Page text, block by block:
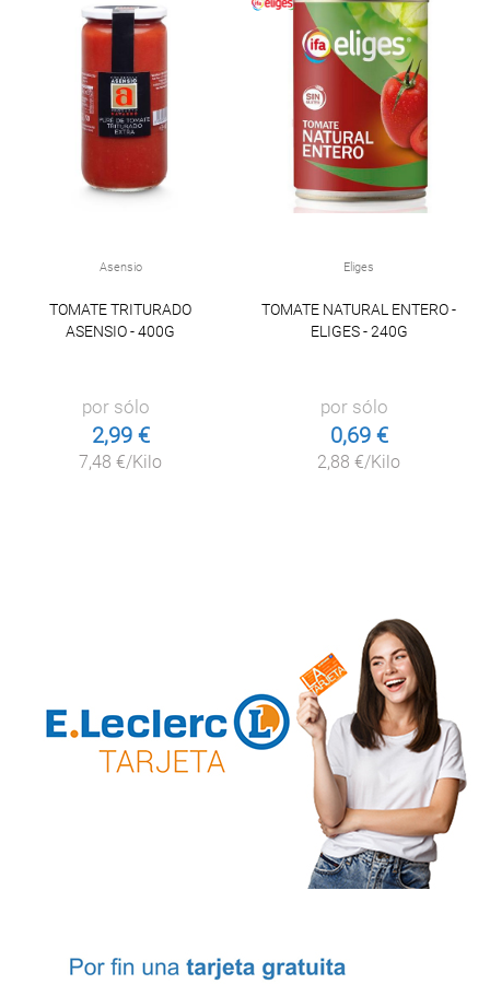
Asensio
TOMATE TRITURADO
ASENSIO - 400G
por sólo
2,99 €
7,48 €/Kilo
Eliges
TOMATE NATURAL ENTERO -
ELIGES - 240G
por sólo
0,69 €
2,88 €/Kilo